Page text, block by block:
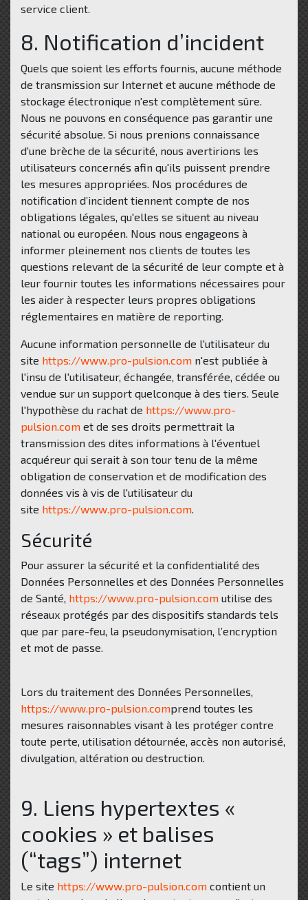
service client.
8. Notification d’incident
Quels que soient les efforts fournis, aucune méthode
de transmission sur Internet et aucune méthode de
stockage électronique n'est complètement sûre.
Nous ne pouvons en conséquence pas garantir une
sécurité absolue. Si nous prenions connaissance
d'une brèche de la sécurité, nous avertirions les
utilisateurs concernés afin qu'ils puissent prendre
les mesures appropriées. Nos procédures de
notification d’incident tiennent compte de nos
obligations légales, qu'elles se situent au niveau
national ou européen. Nous nous engageons à
informer pleinement nos clients de toutes les
questions relevant de la sécurité de leur compte et à
leur fournir toutes les informations nécessaires pour
les aider à respecter leurs propres obligations
réglementaires en matière de reporting.
Aucune information personnelle de l'utilisateur du
site https://www.pro-pulsion.com n'est publiée à
l'insu de l'utilisateur, échangée, transférée, cédée ou
vendue sur un support quelconque à des tiers. Seule
l'hypothèse du rachat de https://www.pro-
pulsion.com et de ses droits permettrait la
transmission des dites informations à l'éventuel
acquéreur qui serait à son tour tenu de la même
obligation de conservation et de modification des
données vis à vis de l'utilisateur du
site https://www.pro-pulsion.com.
Sécurité
Pour assurer la sécurité et la confidentialité des
Données Personnelles et des Données Personnelles
de Santé, https://www.pro-pulsion.com utilise des
réseaux protégés par des dispositifs standards tels
que par pare-feu, la pseudonymisation, l’encryption
et mot de passe.
Lors du traitement des Données Personnelles,
https://www.pro-pulsion.comprend toutes les
mesures raisonnables visant à les protéger contre
toute perte, utilisation détournée, accès non autorisé,
divulgation, altération ou destruction.
9. Liens hypertextes «
cookies » et balises
(“tags”) internet
Le site https://www.pro-pulsion.com contient un